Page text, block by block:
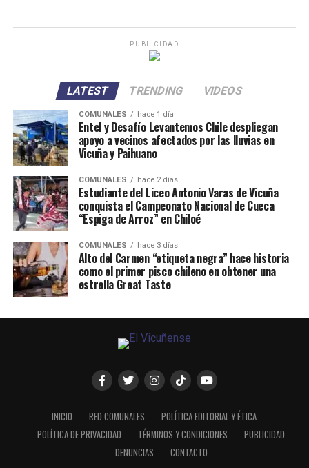
PUBLICIDAD
LATEST TRENDING VIDEOS
COMUNALES hace 1 día
Entel y Desafío Levantemos Chile despliegan
apoyo a vecinos afectados por las lluvias en
Vicuña y Paihuano
COMUNALES hace 2 días
Estudiante del Liceo Antonio Varas de Vicuña
conquista el Campeonato Nacional de Cueca
“Espiga de Arroz” en Chiloé
COMUNALES hace 3 días
Alto del Carmen “etiqueta negra” hace historia
como el primer pisco chileno en obtener una
estrella Great Taste
INICIO RED COMUNALES
POLÍTICA EDITORIAL Y ÉTICA
POLÍTICA DE PRIVACIDAD
TÉRMINOS Y CONDICIONES
PUBLICIDAD
DENUNCIAS
CONTACTO